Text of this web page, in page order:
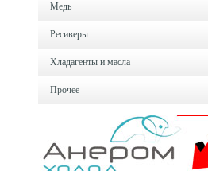
Медь
Ресиверы
Хладагенты и масла
Прочее